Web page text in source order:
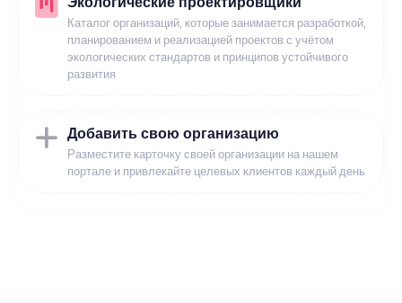
Каталог организаций, которые занимается разработкой,
планированием и реализацией проектов с учётом
экологических стандартов и принципов устойчивого
развития
Добавить свою организацию
Разместите карточку своей организации на нашем
портале и привлекайте целевых клиентов каждый день